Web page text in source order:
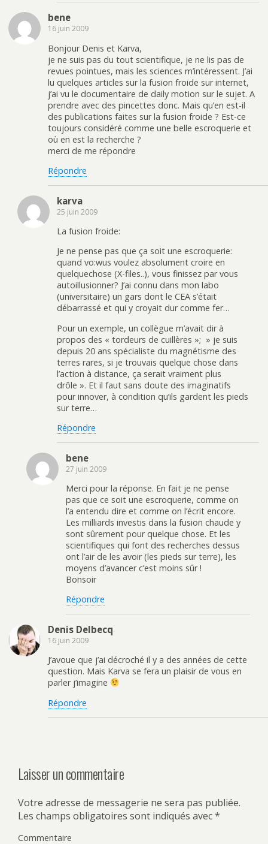
bene
16 juin 2009
Bonjour Denis et Karva,
je ne suis pas du tout scientifique, je ne lis pas de
revues pointues, mais les sciences m’intéressent. J’ai
lu quelques articles sur la fusion froide sur internet,
j’ai vu le documentaire de daily motion sur le sujet. A
prendre avec des pincettes donc. Mais qu’en est-il
des publications faites sur la fusion froide ? Est-ce
toujours considéré comme une belle escroquerie et
où en est la recherche ?
merci de me répondre
Répondre
karva
25 juin 2009
La fusion froide:
Je ne pense pas que ça soit une escroquerie:
quand vo:wus voulez absolument croire en
quelquechose (X-files..), vous finissez par vous
autoillusionner? J’ai connu dans mon labo
(universitaire) un gars dont le CEA s’était
débarrassé et qui y croyait dur comme fer…
Pour un exemple, un collègue m’avait dir à
propos des « tordeurs de cuillères »; » je suis
depuis 20 ans spécialiste du magnétisme des
terres rares, si je trouvais quelque chose dans
l’action à distance, ça serait vraiment plus
drôle ». Et il faut sans doute des imaginatifs
pour innover, à condition qu’ils gardent les pieds
sur terre…
Répondre
bene
27 juin 2009
Merci pour la réponse. En fait je ne pense
pas que ce soit une escroquerie, comme on
l’a entendu dire et comme on l’écrit encore.
Les milliards investis dans la fusion chaude y
sont sûrement pour quelque chose. Et les
scientifiques qui font des recherches dessus
ont l’air de les avoir (les pieds sur terre), les
moyens d’avancer c’est moins sûr !
Bonsoir
Répondre
Denis Delbecq
16 juin 2009
J’avoue que j’ai décroché il y a des années de cette
question. Mais Karva se fera un plaisir de vous en
parler j’imagine
Répondre
Laisser un commentaire
Votre adresse de messagerie ne sera pas publiée.
Les champs obligatoires sont indiqués avec*
Commentaire